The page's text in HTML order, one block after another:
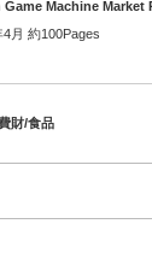
Machine Market
月 約100Pages
財/食品